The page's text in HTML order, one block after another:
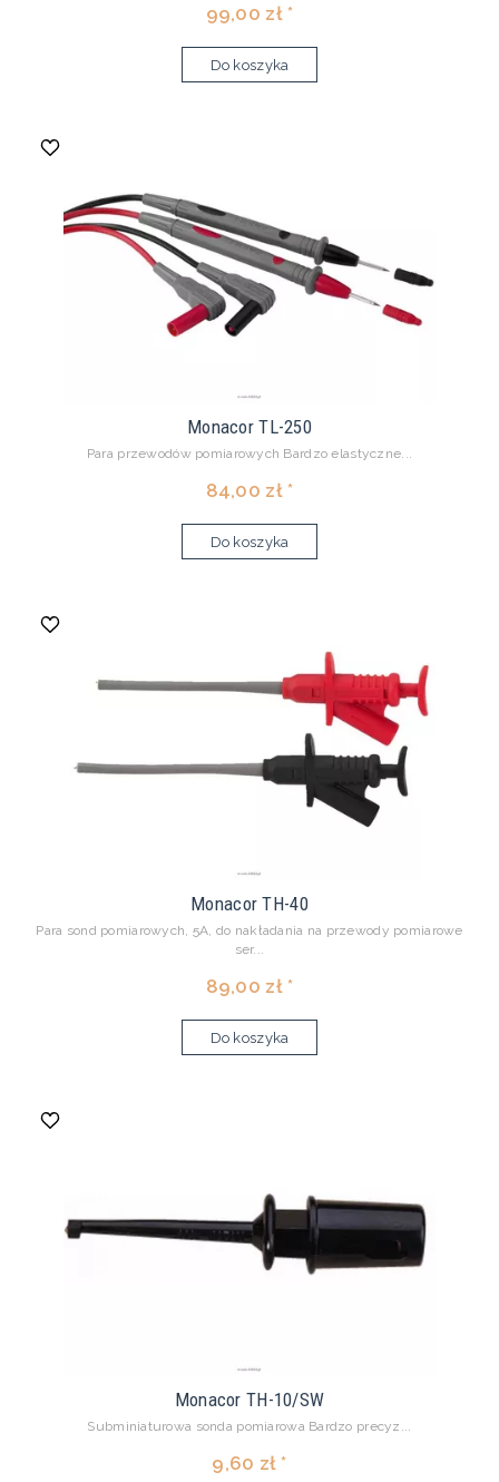
99,00 zł *
Do koszyka
Monacor TL-250
Para przewodów pomiarowych Bardzo elastyczne...
84,00 zł *
Do koszyka
Monacor TH-40
Para sond pomiarowych, 5A, do nakładania na przewody pomiarowe
ser...
89,00 zł *
Do koszyka
Monacor TH-10/SW
Subminiaturowa sonda pomiarowa Bardzo precyz...
9,60 zł *